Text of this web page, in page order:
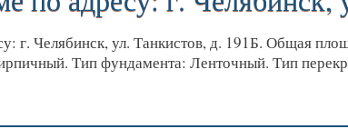
г. Челябинск, ул. Танкистов, д. 191Б. Общая
Тип фундамента: Ленточный. Тип